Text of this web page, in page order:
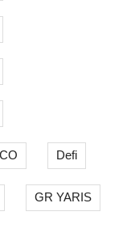
Defi
GR YARIS